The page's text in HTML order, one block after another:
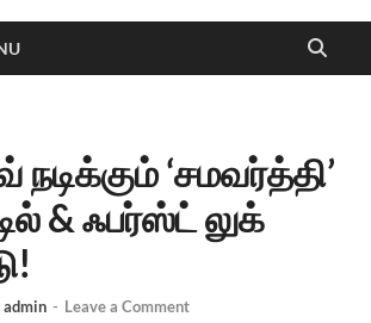
‘சமவர்த்தி’
& ஃபர்ஸ்ட் லுக்
admin - Leave a Comment